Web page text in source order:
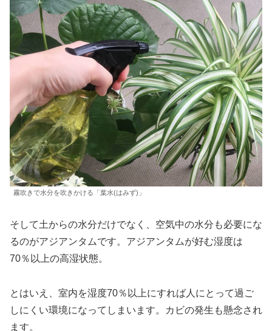
霧吹きで水分を吹きかける「葉水(はみず)」
そして土からの水分だけでなく、空気中の水分も必要にな
るのがアジアンタムです。アジアンタムが好む湿度は
70％以上の高湿状態。
とはいえ、室内を湿度70％以上にすれば人にとって過ご
しにくい環境になってしまいます。カビの発生も懸念され
ます。